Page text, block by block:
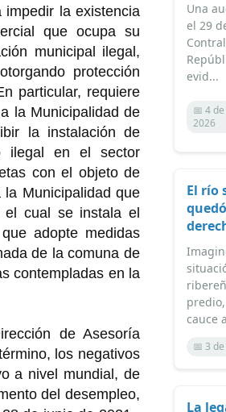
impedir la existencia
que ocupa su
municipal ilegal,
protección
particular, requiere
la Municipalidad de
la instalación de
ilegal en el sector
con el objeto de
Municipalidad que
el cual se instala el
adopte medidas
de la comuna de
contempladas en la
de Asesoría
los negativos
a nivel mundial, de
del desempleo,
Una
el 29
evid...
📅 4
2026
El río
cauce
📅 3
La